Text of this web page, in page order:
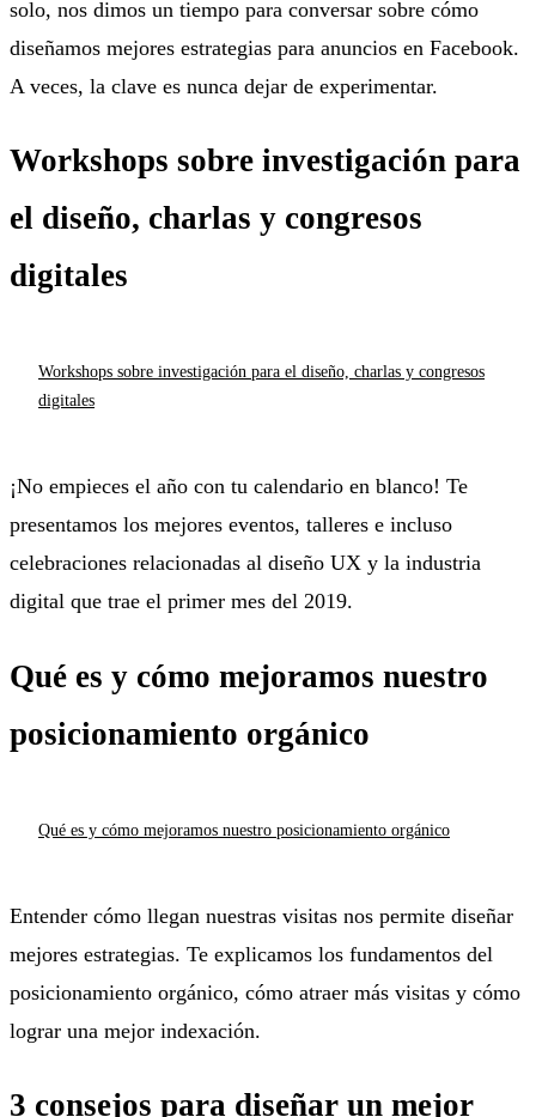
solo, nos dimos un tiempo para conversar sobre cómo
diseñamos mejores estrategias para anuncios en Facebook.
A veces, la clave es nunca dejar de experimentar.
Workshops sobre investigación para
el diseño, charlas y congresos
digitales
Workshops sobre investigación para el diseño, charlas y congresos
digitales
¡No empieces el año con tu calendario en blanco! Te
presentamos los mejores eventos, talleres e incluso
celebraciones relacionadas al diseño UX y la industria
digital que trae el primer mes del 2019.
Qué es y cómo mejoramos nuestro
posicionamiento orgánico
Qué es y cómo mejoramos nuestro posicionamiento orgánico
Entender cómo llegan nuestras visitas nos permite diseñar
mejores estrategias. Te explicamos los fundamentos del
posicionamiento orgánico, cómo atraer más visitas y cómo
lograr una mejor indexación.
3 consejos para diseñar un mejor